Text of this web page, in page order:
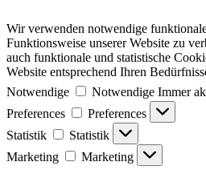
Wir verwenden notwendige
Funktionsweise unserer Website zu
auch funktionale und statistische
Website entsprechend Ihren
Notwendige
Notwendige Immer
Preferences
Preferences
Statistik
Statistik
Marketing
Marketing